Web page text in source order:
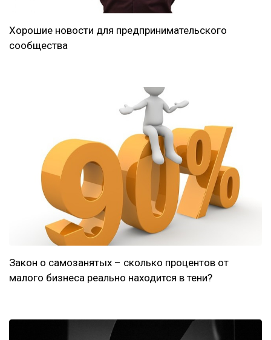
Хорошие новости для предпринимательского
сообщества
Закон о самозанятых – сколько процентов от
малого бизнеса реально находится в тени?